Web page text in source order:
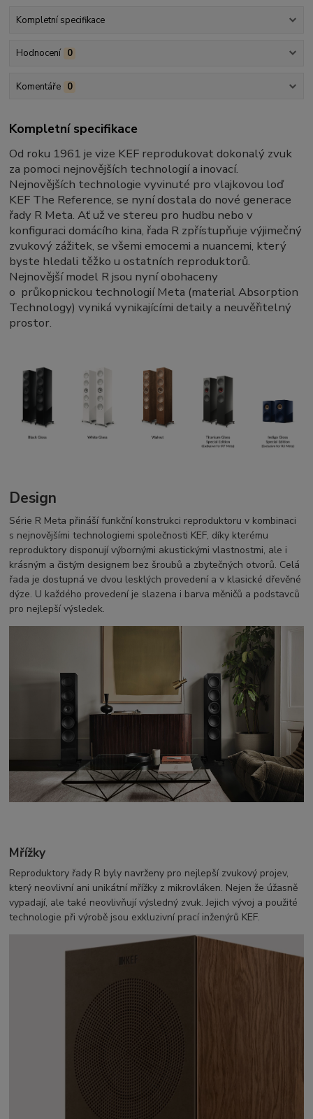
Kompletní specifikace
Hodnocení 0
Komentáře 0
Kompletní specifikace
Od roku 1961 je vize KEF reprodukovat dokonalý zvuk
za pomoci nejnovějších technologií a inovací.
Nejnovějších technologie vyvinuté pro vlajkovou loď
KEF The Reference, se nyní dostala do nové generace
řady R Meta. Ať už ve stereu pro hudbu nebo v
konfiguraci domácího kina, řada R zpřístupňuje výjimečný
zvukový zážitek, se všemi emocemi a nuancemi, který
byste hledali těžko u ostatních reproduktorů.
Nejnovější model R jsou nyní obohaceny
o průkopnickou technologií Meta (material Absorption
Technology) vyniká vynikajícími detaily a neuvěřitelný
prostor.
Design
Série R Meta přináší funkční konstrukci reproduktoru v kombinaci
s nejnovějšími technologiemi společnosti KEF, díky kterému
reproduktory disponují výbornými akustickými vlastnostmi, ale i
krásným a čistým designem bez šroubů a zbytečných otvorů. Celá
řada je dostupná ve dvou lesklých provedení a v klasické dřevěné
dýze. U každého provedení je slazena i barva měničů a podstavců
pro nejlepší výsledek.
Mřížky
Reproduktory řady R byly navrženy pro nejlepší zvukový projev,
který neovlivní ani unikátní mřížky z mikrovláken. Nejen že úžasně
vypadají, ale také neovlivňují výsledný zvuk. Jejich vývoj a použité
technologie při výrobě jsou exkluzivní prací inženýrů KEF.